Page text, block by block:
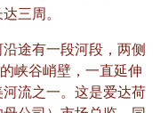
三周。
途有一段河段，两侧
峡谷峭壁，一直延伸
流之一。这是爱达荷